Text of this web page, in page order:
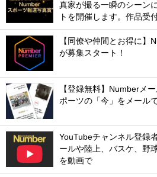
真家が撮る一瞬のシーン
トを開催します。作品受
【同僚や仲間とお得に】
が募集スタート！
【登録無料】Numberメ
ポーツの「今」をメール
YouTubeチャンネル登録
ールや陸上、バスケ、野
を動画で